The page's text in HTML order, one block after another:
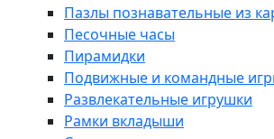
Пазлы познавательные из
Песочные часы
Пирамидки
Подвижные и командные
Развлекательные игрушки
Рамки вкладыши